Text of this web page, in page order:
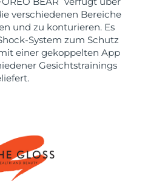
verschiedenen Bereiche
und zu konturieren. Es
System zum Schutz
einer gekoppelten App
Gesichtstrainings